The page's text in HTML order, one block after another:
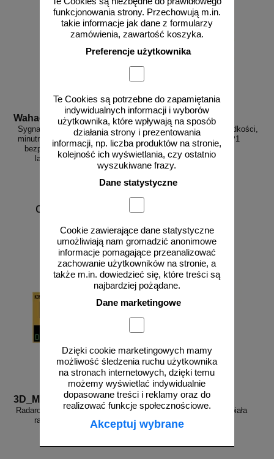
funkcjonowania strony. Przechowują m.in.
takie informacje jak dane z formularzy
zamówienia, zawartość koszyka.
Preferencje użytkownika
Te Cookies są potrzebne do zapamiętania
indywidualnych informacji i wyborów
użytkownika, które wpływają na sposób
działania strony i prezentowania
informacji, np. liczba produktów na stronie,
kolejność ich wyświetlania, czy ostatnio
wyszukiwane frazy.
Dane statystyczne
Cookie zawierające dane statystyczne
umożliwiają nam gromadzić anonimowe
informacje pomagające przeanalizować
zachowanie użytkowników na stronie, a
także m.in. dowiedzieć się, które treści są
najbardziej pożądane.
Dane marketingowe
Dzięki cookie marketingowych mamy
możliwość śledzenia ruchu użytkownika
na stronach internetowych, dzięki temu
możemy wyświetlać indywidualnie
dopasowane treści i reklamy oraz do
realizować funkcje społecznościowe.
Akceptuj wybrane
Wahadlo 20 min
Sygnalizacja świetlna drogowa z
minutnikiem, tymczasowa, LED,
bezprzewodowa, wahadłowa,
lampy 20 cm - komplet
od 6226,88 zł
do koszyka
3D_MP-DP1
Radarowy wyświetlacz prędkości,
radar drogowy MP-DP1
zobacz
3D_MP-DP6
Radarowy wyświetlacz prędkości,
radar drogowy MP-DP6
FR_338
Farba drogowa Kontur biała
5/7,5/15/33 kg